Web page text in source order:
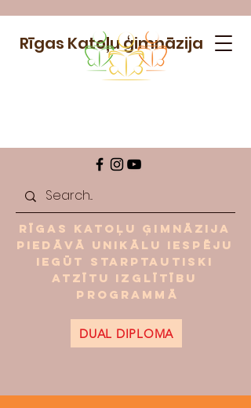
Rīgas Katoļu ģimnāzija
Rīgas Katoļu ģimnāzija
piedāvā unikālu iespēju
iegūt starptautiski
atzītu izglītību
programmā
DUAL DIPLOMA